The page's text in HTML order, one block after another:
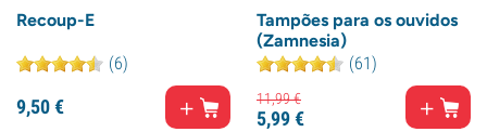
Recoup-E
(6)
9,50€
Tampões para os ouvidos
(Zamnesia)
(61)
11,99€
5,99€